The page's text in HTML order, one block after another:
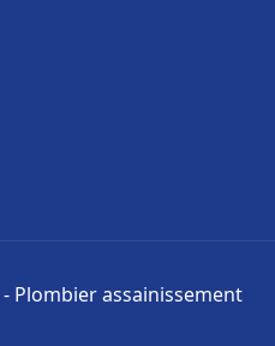
Plombier assainissement